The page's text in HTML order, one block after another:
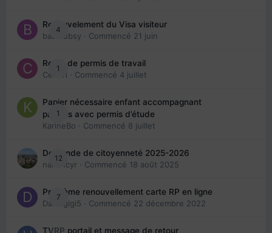
4
Renouvelement du Visa visiteur
babibubsy · Commencé 21 juin
1
Refus de permis de travail
Cedbri · Commencé 4 juillet
1
Papier nécessaire enfant accompagnant
parents avec permis d’étude
KarineBo · Commencé 8 juillet
12
Demande de citoyenneté 2025-2026
nanancyr · Commencé 18 août 2025
7
Problème renouvellement carte RP en ligne
Davidgigi5 · Commencé 22 décembre 2022
TVRP portail et message de retour